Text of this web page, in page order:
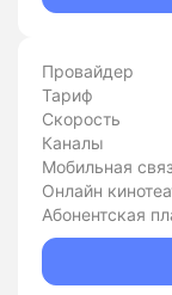
Провайдер
Тариф
Скорость
Каналы
Мобильная
Онлайн
Абонентская